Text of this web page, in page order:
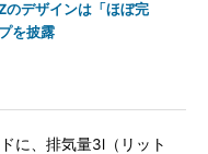
のデザインは「ほぼ完
を披露
に、排気量3l（リット